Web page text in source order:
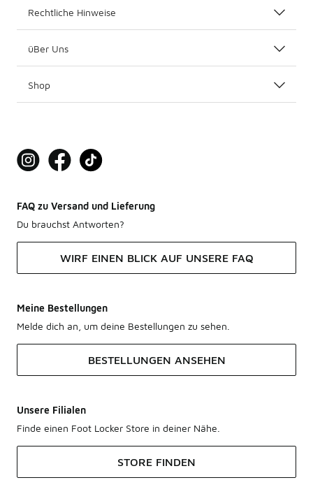
Rechtliche Hinweise
üBer Uns
Shop
FAQ zu Versand und Lieferung
Du brauchst Antworten?
WIRF EINEN BLICK AUF UNSERE FAQ
Meine Bestellungen
Melde dich an, um deine Bestellungen zu sehen.
BESTELLUNGEN ANSEHEN
Unsere Filialen
Finde einen Foot Locker Store in deiner Nähe.
STORE FINDEN